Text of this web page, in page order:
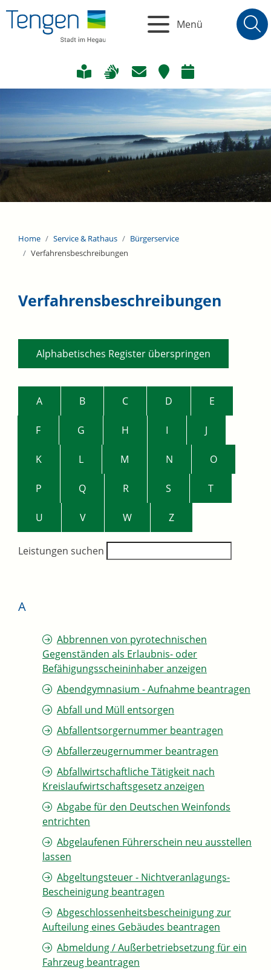
Menü
Home Service & Rathaus
Bürgerservice
Verfahrensbeschreibungen
Verfahrensbeschreibungen
Alphabetisches Register überspringen
A B C D E
F G H I J
K L M N O
P Q R S T
U V W Z
Leistungen suchen
A
Abbrennen von pyrotechnischen
Gegenständen als Erlaubnis- oder
Befähigungsscheininhaber anzeigen
Abendgymnasium - Aufnahme beantragen
Abfall und Müll entsorgen
Abfallentsorgernummer beantragen
Abfallerzeugernummer beantragen
Abfallwirtschaftliche Tätigkeit nach
Kreislaufwirtschaftsgesetz anzeigen
Abgabe für den Deutschen Weinfonds
entrichten
Abgelaufenen Führerschein neu ausstellen
lassen
Abgeltungsteuer - Nichtveranlagungs-
Bescheinigung beantragen
Abgeschlossenheitsbescheinigung zur
Aufteilung eines Gebäudes beantragen
Abmeldung / Außerbetriebsetzung für ein
Fahrzeug beantragen